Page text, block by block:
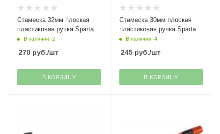
Стамеска 32мм плоская
пластиковая ручка Sparta
В наличии: 2
270 руб./шт
В КОРЗИНУ
Стамеска 30мм плоская
пластиковая ручка Sparta
В наличии: 4
245руб./шт
В КОРЗИНУ